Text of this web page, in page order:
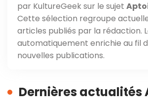
par KultureGeek sur le sujet
Cette sélection regroupe
articles publiés par la rédaction.
automatiquement enrichie au fil
nouvelles publications.
Dernières actualités